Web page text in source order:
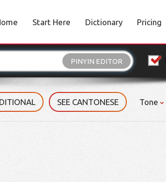
Start Here Dictionary Pricing
PINYIN EDITOR
SEE CANTONESE Tone